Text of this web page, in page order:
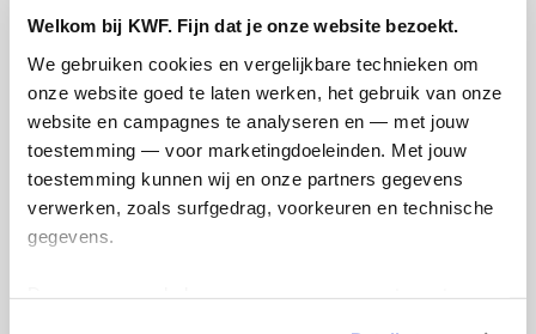
Welkom bij KWF. Fijn dat je onze website bezoekt.
We gebruiken cookies en vergelijkbare technieken om
onze website goed te laten werken, het gebruik van onze
website en campagnes te analyseren en — met jouw
toestemming — voor marketingdoeleinden. Met jouw
toestemming kunnen wij en onze partners gegevens
verwerken, zoals surfgedrag, voorkeuren en technische
gegevens.
Steinunn's badges